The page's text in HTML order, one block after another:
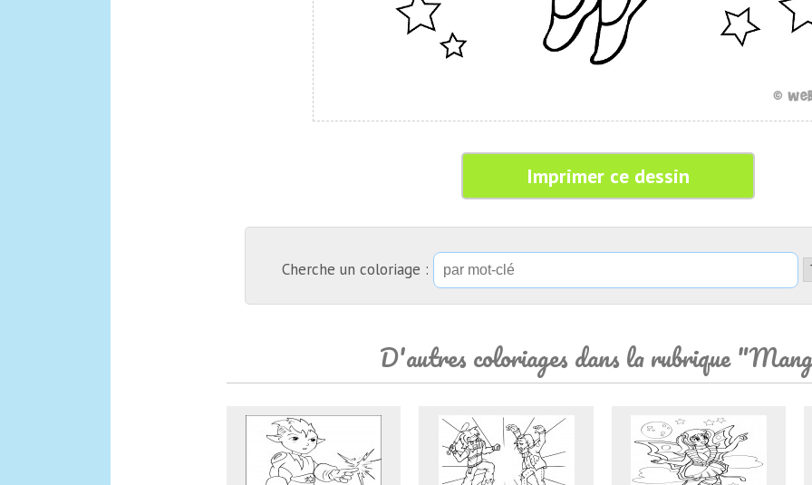
Imprimer ce dessin
Cherche un coloriage :
D'autres coloriages dans la rubrique